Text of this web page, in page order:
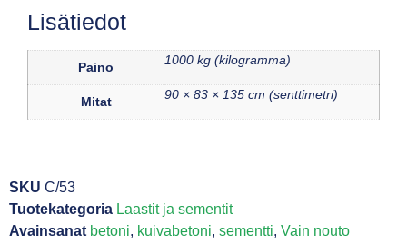
Lisätiedot
Paino 1000 kg (kilogramma)
Mitat 90 × 83 × 135 cm (senttimetri)
SKU C/53
Tuotekategoria Laastit ja sementit
Avainsanat betoni, kuivabetoni, sementti, Vain nouto